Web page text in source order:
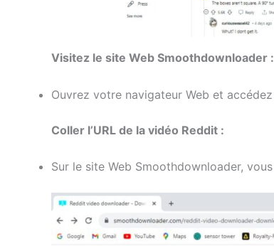
Visitez le site Web Smoothdownloader :
Ouvrez votre navigateur Web et
Coller l’URL de la vidéo Reddit :
Sur le site Web Smoothdownloader,